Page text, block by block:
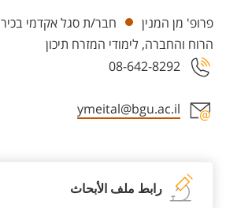
Departments
פרופ' מן המנין חבר/ת סגל אקדמי בכיר
הרוח והחברה, לימודי המזרח תיכון
08-642-8292
ymeital@bgu.ac.il
رابط ملف الأبحاث